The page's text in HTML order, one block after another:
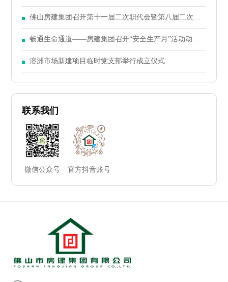
二次党员大会
佛山房建集团召开第十一届二次职代会暨第八届二次股
东大会
畅通生命通道——房建集团召开“安全生产月”活动动员
大会
溶洲市场新建项目临时党支部举行成立仪式
联系我们
微信公众号 官方抖音账号